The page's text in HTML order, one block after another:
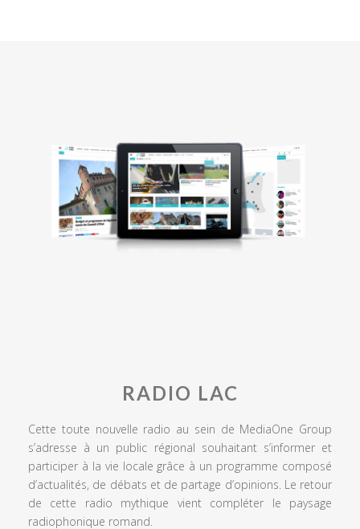
RADIO LAC
Cette toute nouvelle radio au sein de MediaOne Group
s’adresse à un public régional souhaitant s’informer et
participer à la vie locale grâce à un programme composé
d’actualités, de débats et de partage d’opinions. Le retour
de cette radio mythique vient compléter le paysage
radiophonique romand.